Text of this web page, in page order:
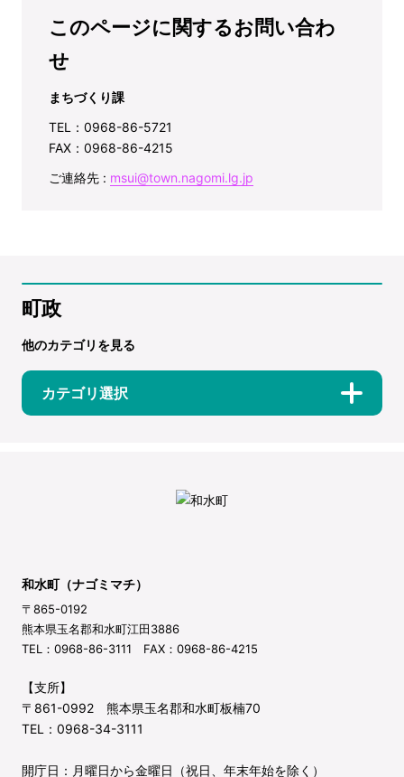
このページに関するお問い合わ
せ
まちづくり課
TEL：0968-86-5721
FAX：0968-86-4215
ご連絡先 : msui@town.nagomi.lg.jp
町政
他のカテゴリを見る
カテゴリ選択
和水町（ナゴミマチ）
〒865-0192
熊本県玉名郡和水町江田3886
TEL：0968-86-3111 FAX：0968-86-4215
【支所】
〒861-0992 熊本県玉名郡和水町板楠70
TEL：0968-34-3111
開庁日：月曜日から金曜日（祝日、年末年始を除く）